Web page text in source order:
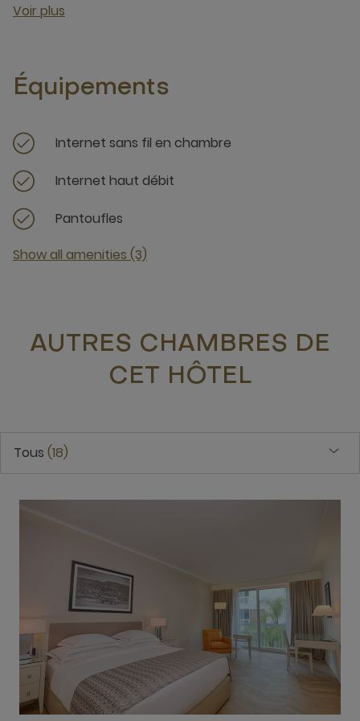
Voir plus
Équipements
Internet sans fil en chambre
Internet haut débit
Pantoufles
Show all amenities (3)
AUTRES CHAMBRES DE
CET HÔTEL
Tous 18